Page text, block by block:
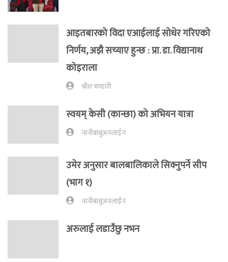
आइतबारको विदा एआईलाई सोधेर गरिएको
निर्णय, अझै सच्याए हुन्छ : प्रा‍. डा. विद्यानाथ
कोइराला
श्रीश भण्डारी
स्वयम् केसी (कान्छा) को अभियन यात्रा
नानीबाबुअनलाईन
उमेर अनुसार बालबालिकाले सिक्नुपर्ने सीप
(भाग १)
नानीबाबुअनलाईन
अरुलाई लडाउँछु नभन